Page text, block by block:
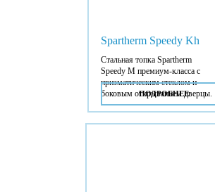
Spartherm Speedy Kh
Стальная топка Spartherm
Speedy M премиум-класса с
призматическим стеклом и
боковым открыванием дверцы.
ПОДРОБНЕЕ